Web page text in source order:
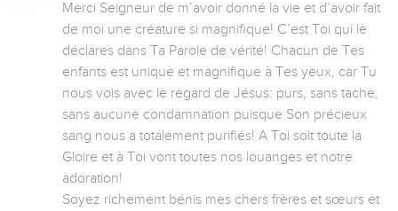
Merci Seigneur de m’avoir donné la vie et d’avoir fait
de moi une créature si magnifique! C’est Toi qui le
déclares dans Ta Parole de vérité! Chacun de Tes
enfants est unique et magnifique à Tes yeux, car Tu
nous vois avec le regard de Jésus: purs, sans tache,
sans aucune condamnation puisque Son précieux
sang nous a totalement purifiés! A Toi soit toute la
Gloire et à Toi vont toutes nos louanges et notre
adoration!
Soyez richement bénis mes chers frères et sœurs et